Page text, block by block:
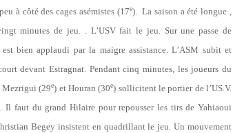
à côté des cages asémistes (17e). La saison a été longue ,
minutes de jeu. . L’USV fait le jeu. Sur une passe de
bien applaudi par la maigre assistance. L’ASM subit et
devant Estragnat. Pendant cinq minutes, les joueurs du
Mezrigui (29e) et Houran (30e) sollicitent le portier de l’US.V.
Il faut du grand Hilaire pour repousser les tirs de Yahiaoui
Begey insistent en quadrillant le jeu. Un mouvement